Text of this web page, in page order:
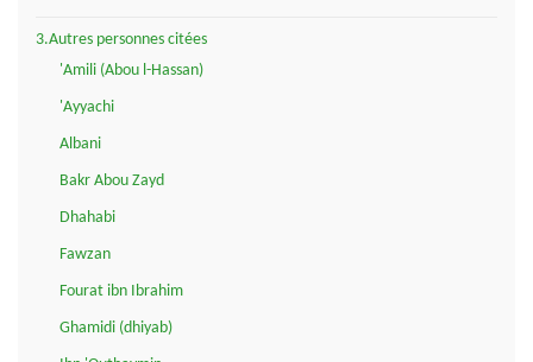
3.Autres personnes citées
'Amili (Abou l-Hassan)
'Ayyachi
Albani
Bakr Abou Zayd
Dhahabi
Fawzan
Fourat ibn Ibrahim
Ghamidi (dhiyab)